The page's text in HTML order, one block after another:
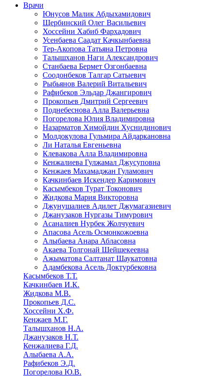
Врачи
Юнусов Малик Абдыхамидович
Щербинский Олег Васильевич
Хоссейни Хабиб Фархадович
Усенбаева Саадат Качкынбаевна
Тер-Акопова Татьяна Петровна
Талышханов Наги Александрович
Станбаева Бермет Озгонбаевна
Соодонбеков Талгар Сатыевич
Рыбьянов Валерий Витальевич
Рафибеков Эльдар Джангирович
Прокопьев Дмитрий Сергеевич
Поднебеснова Алла Валерьевна
Погорелова Юлия Владимировна
Назарматов Химойдин Хуснидинович
Молдокулова Гульмира Айдаркановна
Ли Наталья Евгеньевна
Клевакова Алла Владимировна
Кенжалиева Гулжамал Джусуповна
Кенжаев Махамаджан Гуламович
Качкинбаев Искендер Каримович
Касымбеков Турат Токонович
Жидкова Мария Викторовна
Джунушалиев Адилет Джумагазиевич
Джанузаков Нургазы Тимурович
Асаналиев Нурбек Жолчуевич
Апасова Асель Осмонкожоевна
Алыбаева Анара Абласовна
Акаева Толгонай Шейшекеевна
Ажыматова Салтанат Шаукатовна
Адамбекова Асель Доктурбековна
Касымбеков Т.Т.
Качкинбаев И.К.
Жидкова М.В.
Прокопьев Д.С.
Хоссейни Х.Ф.
Кенжаев М.Г.
Талышханов Н.А.
Джанузаков Н.Т.
Кенжалиева Г.Д.
Алыбаева А.А.
Рафибеков Э.Д.
Погорелова Ю.В.